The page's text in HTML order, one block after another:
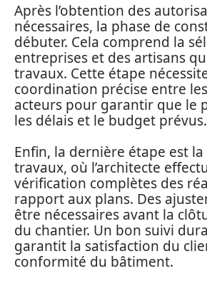
Après l’obtention des
nécessaires, la phase de
débuter. Cela comprend la
entreprises et des artisans
travaux. Cette étape
coordination précise entre
acteurs pour garantir que le
les délais et le budget prévus.
Enfin, la dernière étape est
travaux, où l’architecte
vérification complètes des
rapport aux plans. Des
être nécessaires avant la
du chantier. Un bon suivi
garantit la satisfaction du
conformité du bâtiment.